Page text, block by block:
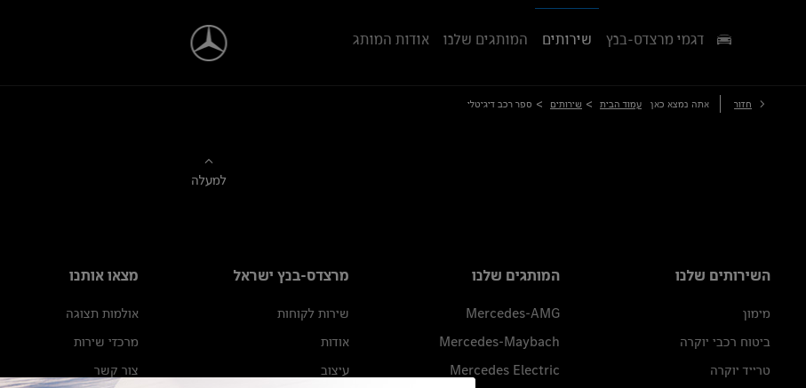
דגמי מרצדס-בנץ שירותים המותגים שלנו אודות המותג
חזור אתה נמצא כאן עמוד הבית > שירותים > ספר רכב דיגיטלי
למעלה
השירותים שלנו
מימון
ביטוח רכבי יוקרה
טרייד יוקרה
המותגים שלנו
Mercedes-AMG
Mercedes-Maybach
Mercedes Electric
מרצדס-בנץ ישראל
שירות לקוחות
אודות
עיצוב
מצאו אותנו
אולמות תצוגה
מרכזי שירות
צור קשר